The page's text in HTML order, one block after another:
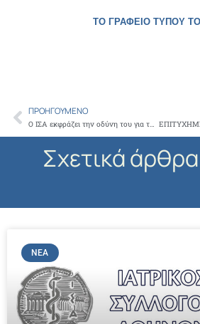
ΤΟ ΓΡΑΦΕΙΟ ΤΥΠΟΥ
Prev
ΠΡΟΗΓΟΎΜΕΝΟ
Ο ΙΣΑ εκφράζει την οδύνη του για το θάνατο των μελών της ανθρωπιστικής αποστολής στη Λιβύη
Σχετικά άρθρα
ΝΈΑ